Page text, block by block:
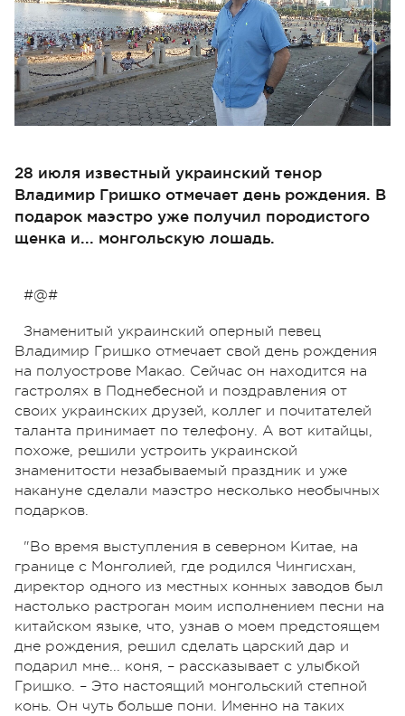
28 июля известный украинский тенор
Владимир Гришко отмечает день рождения. В
подарок маэстро уже получил породистого
щенка и... монгольскую лошадь.
#@#
Знаменитый украинский оперный певец
Владимир Гришко отмечает свой день рождения
на полуострове Макао. Сейчас он находится на
гастролях в Поднебесной и поздравления от
своих украинских друзей, коллег и почитателей
таланта принимает по телефону. А вот китайцы,
похоже, решили устроить украинской
знаменитости незабываемый праздник и уже
накануне сделали маэстро несколько необычных
подарков.
"Во время выступления в северном Китае, на
границе с Монголией, где родился Чингисхан,
директор одного из местных конных заводов был
настолько растроган моим исполнением песни на
китайском языке, что, узнав о моем предстоящем
дне рождения, решил сделать царский дар и
подарил мне... коня, – рассказывает с улыбкой
Гришко. – Это настоящий монгольский степной
конь. Он чуть больше пони. Именно на таких